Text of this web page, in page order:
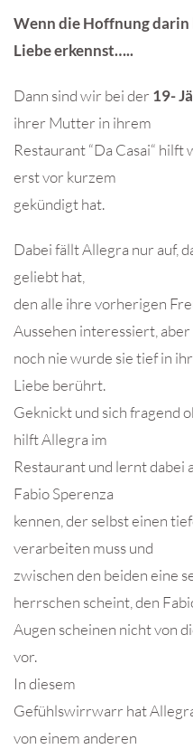
Wenn die Hoffnung darin
Liebe erkennst…..
Dann sind wir bei der 19-
ihrer Mutter in ihrem
Restaurant “Da Casai“ hilft
erst vor kurzem
gekündigt hat.
Dabei fällt Allegra nur auf,
geliebt hat,
den alle ihre vorherigen
Aussehen interessiert, aber
noch nie wurde sie tief in
Liebe berührt.
Geknickt und sich fragend
hilft Allegra im
Restaurant und lernt dabei
Fabio Sperenza
kennen, der selbst einen
verarbeiten muss und
zwischen den beiden eine
herrschen scheint, den
Augen scheinen nicht von
vor.
In diesem
Gefühlswirrwarr hat
von einem anderen